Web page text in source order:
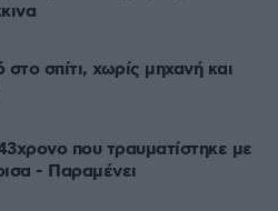
σπίτι, χωρίς μηχανή και
που τραυματίστηκε με
- Παραμένει